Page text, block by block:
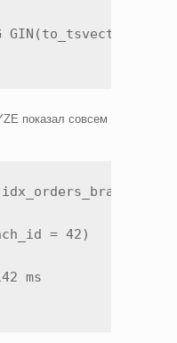
показал совсем
= 42)
ms